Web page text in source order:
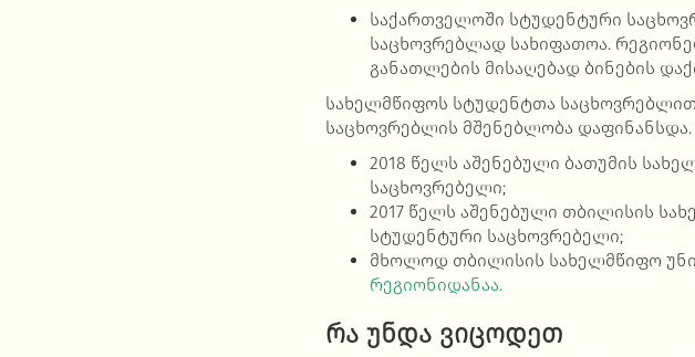
საქართველოში სტუდენტური
საცხოვრებლად სახიფათოა.
განათლების მისაღებად ბინების
სახელმწიფოს სტუდენტთა
საცხოვრებლის მშენებლობა დაფინანსდა.
2018 წელს აშენებული ბათუმის
საცხოვრებელი;
2017 წელს აშენებული თბილისის
სტუდენტური საცხოვრებელი;
მხოლოდ თბილისის სახელმწიფო
რეგიონიდანაა.
რა უნდა ვიცოდეთ